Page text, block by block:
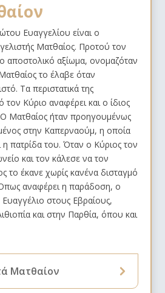
Ευαγγελίου είναι ο
Ματθαίος. Προτού τον
αποστολικό αξίωμα, ονομαζόταν
το έλαβε όταν
Τα περιστατικά της
Κύριο αναφέρει και ο ίδιος
Ματθαίος ήταν προηγουμένως
στην Καπερναούμ, η οποία
η πατρίδα του. Όταν ο Κύριος τον
και τον κάλεσε να τον
το έκανε χωρίς κανένα δισταγμό
αναφέρει η παράδοση, ο
στους Εβραίους,
και στην Παρθία, όπου και
Ματθαίον